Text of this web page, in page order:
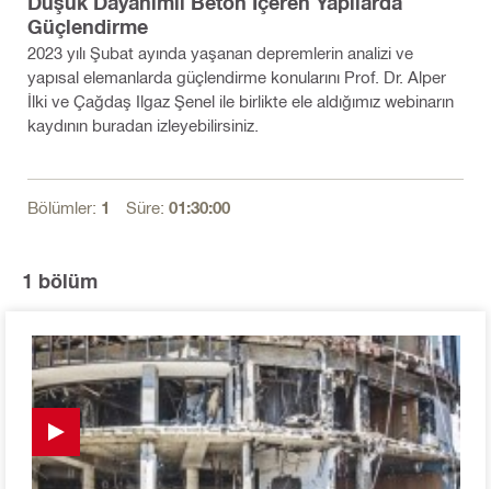
Güçlendirme
2023 yılı Şubat ayında yaşanan depremlerin analizi ve
yapısal elemanlarda güçlendirme konularını Prof. Dr. Alper
İlki ve Çağdaş Ilgaz Şenel ile birlikte ele aldığımız webinarın
kaydının buradan izleyebilirsiniz.
Bölümler: 1 Süre: 01:30:00
1 bölüm